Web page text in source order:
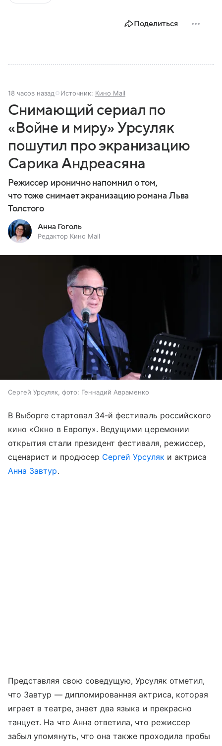
Поделиться
18 часов назад Источник: Кино Mail
Снимающий сериал по
«Войне и миру» Урсуляк
пошутил про экранизацию
Сарика Андреасяна
Режиссер иронично напомнил о том,
что тоже снимает экранизацию романа Льва
Толстого
Анна Гоголь
Редактор Кино Mail
Сергей Урсуляк, фото: Геннадий Авраменко
В Выборге стартовал 34-й фестиваль российского
кино «Окно в Европу». Ведущими церемонии
открытия стали президент фестиваля, режиссер,
сценарист и продюсер Сергей Урсуляк и актриса
Анна Завтур.
Представляя свою соведущую, Урсуляк отметил,
что Завтур — дипломированная актриса, которая
играет в театре, знает два языка и прекрасно
танцует. На что Анна ответила, что режиссер
забыл упомянуть, что она также проходила пробы